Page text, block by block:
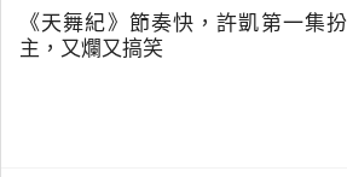
《天舞紀》節奏快，許凱第一集
主，又爛又搞笑